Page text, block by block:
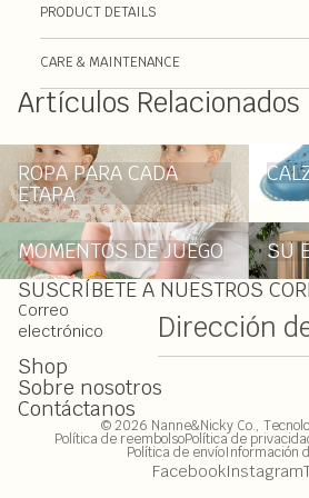
PRODUCT DETAILS
CARE & MAINTENANCE
Artículos Relacionados
ROPA PARA CADA ETAPA
ROPA PARA CADA
ETAPA
MOMENTOS DE JUEGO
MOMENTOS DE JUEGO
SU
SU
SUSCRÍBETE A NUESTROS
Correo
electrónico
Shop
Sobre nosotros
Contáctanos
© 2026 Nanne&Nicky Co.,
Política de reembolsoPolítica de
Política de envíoInformación
FacebookInstagram